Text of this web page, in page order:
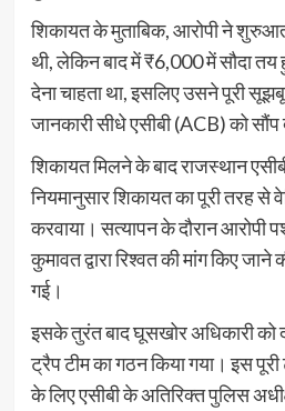
शिकायत के मुताबिक, आरोपी ने
थी, लेकिन बाद में ₹6,000 में सौदा तय
देना चाहता था, इसलिए उसने पूरी
जानकारी सीधे एसीबी (ACB) को सौंप
शिकायत मिलने के बाद राजस्थान
नियमानुसार शिकायत का पूरी तरह से
करवाया। सत्यापन के दौरान आरोपी
कुमावत द्वारा रिश्वत की मांग किए जाने
गई।
इसके तुरंत बाद घूसखोर अधिकारी को
ट्रैप टीम का गठन किया गया। इस पूरी
के लिए एसीबी के अतिरिक्त पुलिस